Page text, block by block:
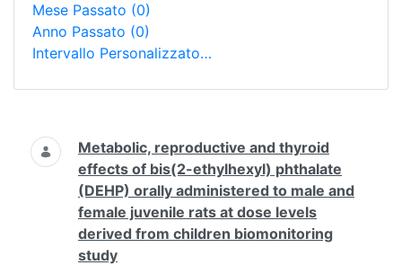
Mese Passato (0)
Anno Passato (0)
Intervallo Personalizzato…
Ricerca
Metabolic, reproductive and thyroid
effects of bis(2-ethylhexyl) phthalate
(DEHP) orally administered to male and
female juvenile rats at dose levels
derived from children biomonitoring
study